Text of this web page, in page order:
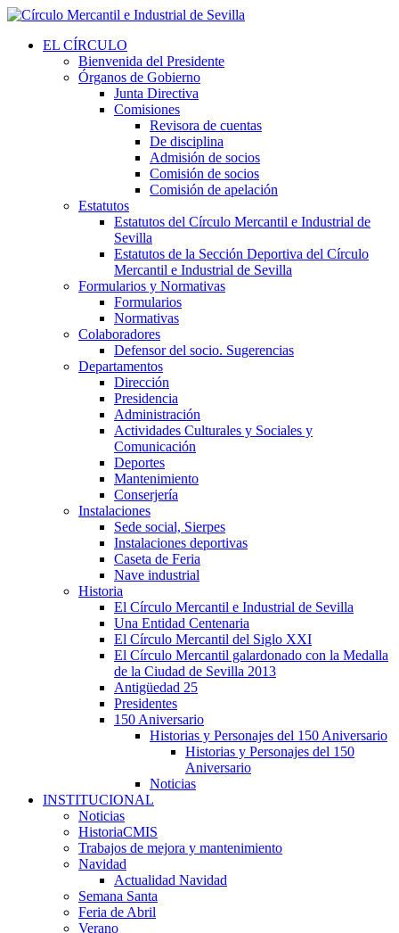
EL CÍRCULO
Bienvenida del Presidente
Órganos de Gobierno
Junta Directiva
Comisiones
Revisora de cuentas
De disciplina
Admisión de socios
Comisión de socios
Comisión de apelación
Estatutos
Estatutos del Círculo Mercantil e Industrial de
Sevilla
Estatutos de la Sección Deportiva del Círculo
Mercantil e Industrial de Sevilla
Formularios y Normativas
Formularios
Normativas
Colaboradores
Defensor del socio. Sugerencias
Departamentos
Dirección
Presidencia
Administración
Actividades Culturales y Sociales y
Comunicación
Deportes
Mantenimiento
Conserjería
Instalaciones
Sede social, Sierpes
Instalaciones deportivas
Caseta de Feria
Nave industrial
Historia
El Círculo Mercantil e Industrial de Sevilla
Una Entidad Centenaria
El Círculo Mercantil del Siglo XXI
El Círculo Mercantil galardonado con la Medalla
de la Ciudad de Sevilla 2013
Antigüedad 25
Presidentes
150 Aniversario
Historias y Personajes del 150 Aniversario
Historias y Personajes del 150
Aniversario
Noticias
INSTITUCIONAL
Noticias
HistoriaCMIS
Trabajos de mejora y mantenimiento
Navidad
Actualidad Navidad
Semana Santa
Feria de Abril
Verano